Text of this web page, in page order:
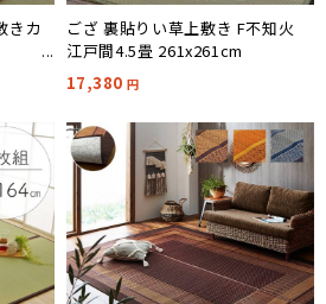
きカ
ござ 裏貼りい草上敷き F不知火
江戸間4.5畳 261x261cm
17,380 円